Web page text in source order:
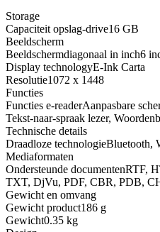
Storage
Capaciteit opslag-drive16 GB
Beeldscherm
Beeldschermdiagonaal in inch6
Display technologyE-Ink Carta
Resolutie1072 x 1448
Functies
Functies e-readerAanpasbare
Tekst-naar-spraak lezer,
Technische details
Draadloze technologieBluetooth,
Mediaformaten
Ondersteunde documentenRTF,
TXT, DjVu, PDF, CBR, PDB,
Gewicht en omvang
Gewicht product186 g
Gewicht0.35 kg